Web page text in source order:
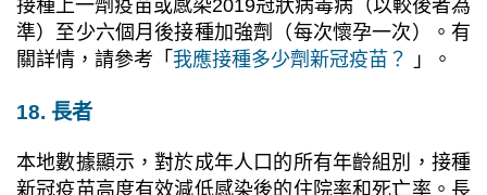
接種上一劑疫苗或感染2019冠狀病毒病（以較後者為
準）至少六個月後接種加強劑（每次懷孕一次）。有
關詳情，請參考「 我應接種多少劑新冠疫苗？ 」。
18. 長者
本地數據顯示，對於成年人口的所有年齡組別，接種
新冠疫苗高度有效減低感染後的住院率和死亡率。長